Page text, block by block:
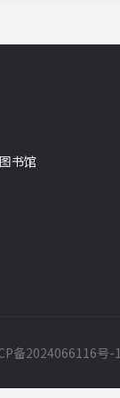
书馆
备2024066116号-1